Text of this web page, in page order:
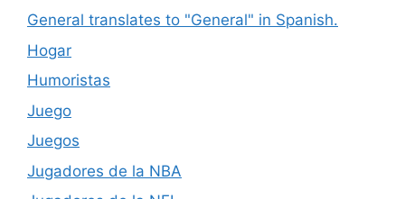
General translates to "General" in Spanish.
Hogar
Humoristas
Juego
Juegos
Jugadores de la NBA